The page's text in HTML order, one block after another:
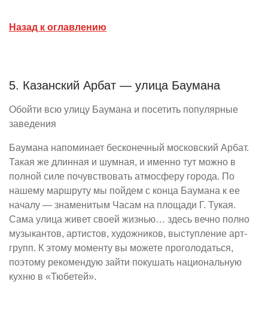
Назад к оглавлению
5. Казанский Арбат — улица Баумана
Обойти всю улицу Баумана и посетить популярные
заведения
Баумана напоминает бесконечный московский Арбат.
Такая же длинная и шумная, и именно тут можно в
полной силе почувствовать атмосферу города. По
нашему маршруту мы пойдем с конца Баумана к ее
началу — знаменитым Часам на площади Г. Тукая.
Сама улица живет своей жизнью… здесь вечно полно
музыкантов, артистов, художников, выступление арт-
групп. К этому моменту вы можете проголодаться,
поэтому рекомендую зайти покушать национальную
кухню в «Тюбетей».